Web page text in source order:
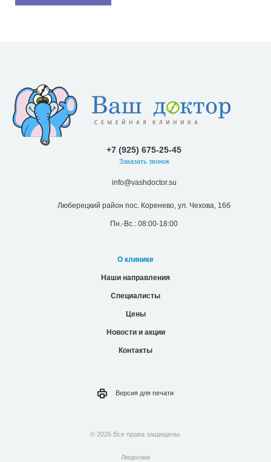
+7 (925) 675-25-45
Заказать звонок
info@vashdoctor.su
Люберецкий район пос. Коренево, ул. Чехова, 16б
Пн.-Вс.: 08:00-18:00
О клинике
Наши направления
Специалисты
Цены
Новости и акции
Контакты
Версия для печати
© 2026 Все права защищены.
Лицензии